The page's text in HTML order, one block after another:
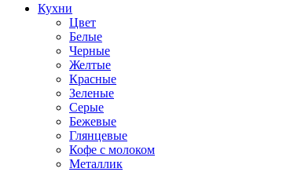
Кухни
Цвет
Белые
Черные
Желтые
Красные
Зеленые
Серые
Бежевые
Глянцевые
Кофе с молоком
Металлик